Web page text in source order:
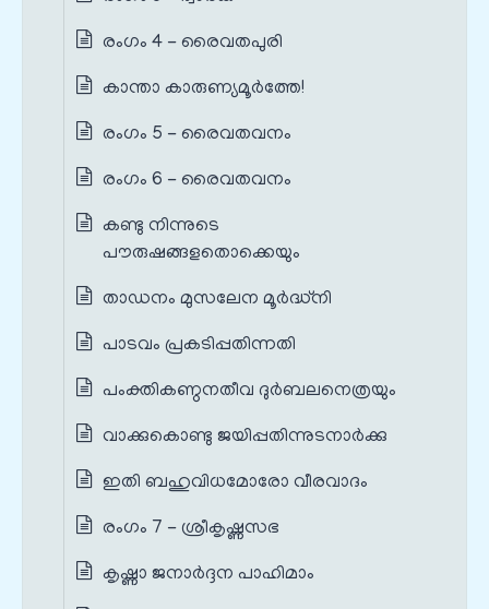
രംഗം 4 - രൈവതപുരി
കാന്താ കാരുണ്യമൂർത്തേ!
രംഗം 5 - രൈവതവനം
രംഗം 6 - രൈവതവനം
കണ്ടു നിന്നുടെ
പൗരുഷങ്ങളതൊക്കെയും
താഡനം മുസലേന മൂർദ്ധ്നി
പാടവം പ്രകടിപ്പതിന്നതി
പംക്തികണ്ഠനതീവ ദുർബലനെത്രയും
വാക്കുകൊണ്ടു ജയിപ്പതിന്നുടനാർക്കു
ഇതി ബഹുവിധമോരോ വീരവാദം
രംഗം 7 - ശ്രീകൃഷ്ണസഭ
കൃഷ്ണാ ജനാർദ്ദന പാഹിമാം